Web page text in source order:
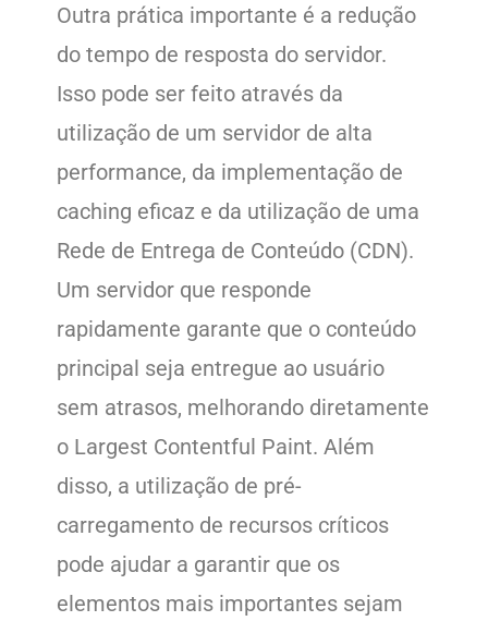
Outra prática importante é a redução
do tempo de resposta do servidor.
Isso pode ser feito através da
utilização de um servidor de alta
performance, da implementação de
caching eficaz e da utilização de uma
Rede de Entrega de Conteúdo (CDN).
Um servidor que responde
rapidamente garante que o conteúdo
principal seja entregue ao usuário
sem atrasos, melhorando diretamente
o Largest Contentful Paint. Além
disso, a utilização de pré-
carregamento de recursos críticos
pode ajudar a garantir que os
elementos mais importantes sejam